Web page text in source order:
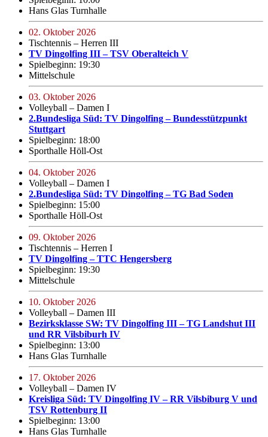
Hans Glas Turnhalle
02. Oktober 2026
Tischtennis – Herren III
TV Dingolfing III – TSV Oberalteich V
Spielbeginn: 19:30
Mittelschule
03. Oktober 2026
Volleyball – Damen I
2.Bundesliga Süd: TV Dingolfing – Bundesstützpunkt
Stuttgart
Spielbeginn: 18:00
Sporthalle Höll-Ost
04. Oktober 2026
Volleyball – Damen I
2.Bundesliga Süd: TV Dingolfing – TG Bad Soden
Spielbeginn: 15:00
Sporthalle Höll-Ost
09. Oktober 2026
Tischtennis – Herren I
TV Dingolfing – TTC Hengersberg
Spielbeginn: 19:30
Mittelschule
10. Oktober 2026
Volleyball – Damen III
Bezirksklasse SW: TV Dingolfing III – TG Landshut III
und RR Vilsbiburh IV
Spielbeginn: 13:00
Hans Glas Turnhalle
17. Oktober 2026
Volleyball – Damen IV
Kreisliga Süd: TV Dingolfing IV – RR Vilsbiburg V und
TSV Rottenburg II
Spielbeginn: 13:00
Hans Glas Turnhalle